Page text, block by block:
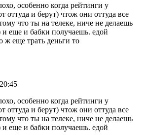
особенно когда рейтинги у
оттуда и берут) чтож они оттуда все
что ты на телеке, ниче не делаешь
и еще и бабки получаешь. едой
ж еще трать деньги то
особенно когда рейтинги у
оттуда и берут) чтож они оттуда все
что ты на телеке, ниче не делаешь
и еще и бабки получаешь. едой